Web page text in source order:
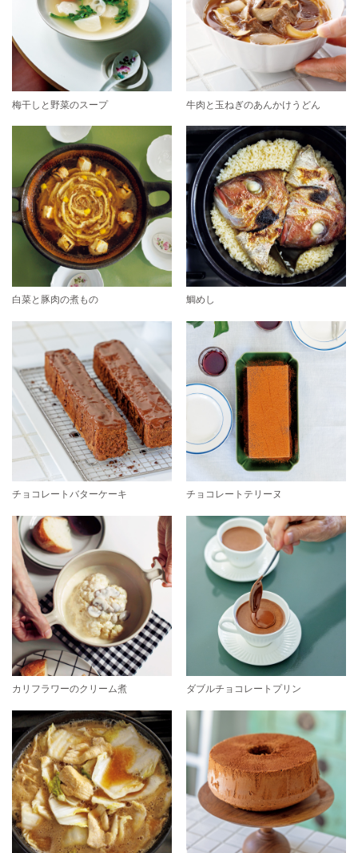
梅干しと野菜のスープ 牛肉と玉ねぎのあんかけうどん
白菜と豚肉の煮もの 鯛めし
チョコレートバターケーキ チョコレートテリーヌ
カリフラワーのクリーム煮 ダブルチョコレートプリン